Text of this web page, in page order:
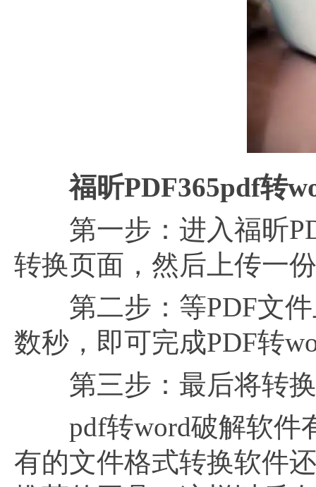
福昕PDF365pdf转
第一步：进入福昕
转换页面，然后上传一
第二步：等PDF文件
数秒，即可完成PDF转
第三步：最后将转换
pdf转word破解软件
有的文件格式转换软件